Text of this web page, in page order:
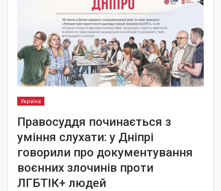
Україна
Правосуддя починається з
уміння слухати: у Дніпрі
говорили про документування
воєнних злочинів проти
ЛГБТІК+ людей